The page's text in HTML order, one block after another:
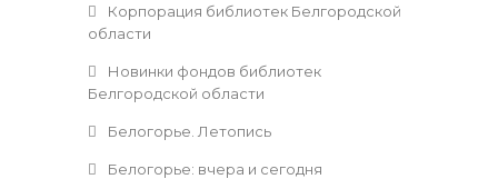
Корпорация библиотек Белгородской
области
Новинки фондов библиотек
Белгородской области
Белогорье. Летопись
Белогорье: вчера и сегодня